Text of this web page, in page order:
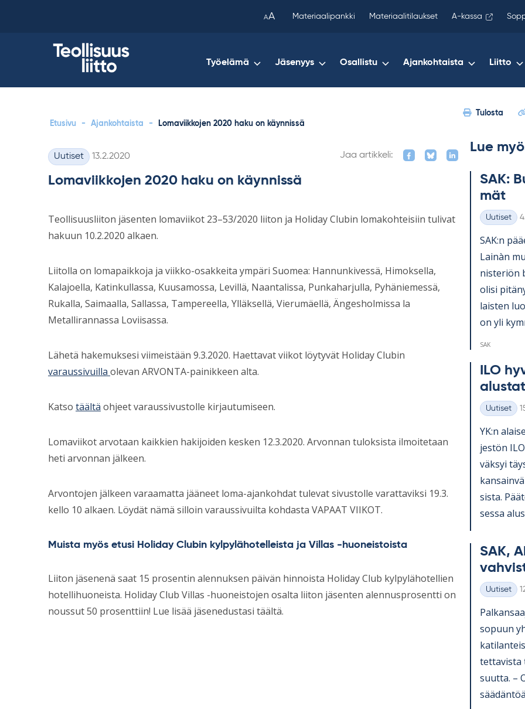
AA Materiaalipankki Materiaalitilaukset A-kassa
Työelämä Jäsenyys Osallistu Ajankohtaista Liitto
Etusivu - Ajankohtaista - Lomaviikkojen 2020 haku on käynnissä
Tulosta
Kategoriat
Uutiset Kirjoitettu
13.2.2020 Jaa artikkeli:
Lomaviikkojen 2020 haku on käynnissä
Teollisuusliiton jäsenten lomaviikot 23–53/2020 liiton ja Holiday Clubin lomakohteisiin tulivat
hakuun 10.2.2020 alkaen.
Liitolla on lomapaikkoja ja viikko-osakkeita ympäri Suomea: Hannunkivessä, Himoksella,
Kalajoella, Katinkullassa, Kuusamossa, Levillä, Naantalissa, Punkaharjulla, Pyhäniemessä,
Rukalla, Saimaalla, Sallassa, Tampereella, Ylläksellä, Vierumäellä, Ängesholmissa la
Metallirannassa Loviisassa.
Lähetä hakemuksesi viimeistään 9.3.2020. Haettavat viikot löytyvät Holiday Clubin
varaussivuilla olevan ARVONTA-painikkeen alta.
Katso täältä ohjeet varaussivustolle kirjautumiseen.
Lomaviikot arvotaan kaikkien hakijoiden kesken 12.3.2020. Arvonnan tuloksista ilmoitetaan
heti arvonnan jälkeen.
Arvontojen jälkeen varaamatta jääneet loma-ajankohdat tulevat sivustolle varattaviksi 19.3.
kello 10 alkaen. Löydät nämä silloin varaussivuilta kohdasta VAPAAT VIIKOT.
Muista myös etusi Holiday Clubin kylpylähotelleista ja Villas -huoneistoista
Liiton jäsenenä saat 15 prosentin alennuksen päivän hinnoista Holiday Club kylpylähotellien
hotellihuoneista. Holiday Club Villas -huoneistojen osalta liiton jäsenten alennusprosentti on
noussut 50 prosenttiin! Lue lisää jäsenedustasi täältä.
Lue
SAK:
mät
Kategoriat
Uutiset
SAK:n
Lainàn
nis­te­riön
olisi
lais­ten
on yli
SAK
ILO
Kategoriat
Uutiset
YK:n
jes­tön
väk­syi
sista.
sessa
SAK,
Kategoriat
Uutiset
so­puun
tet­ta­vista
suutta. –
copied
your
clipboard.)